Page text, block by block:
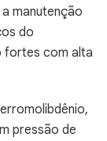
manutenção
do
fortes com alta
pressão de